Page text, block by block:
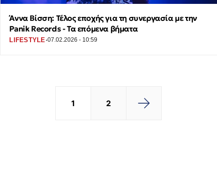
Άννα Βίσση: Τέλος εποχής για τη συνεργασία με την
Panik Records - Τα επόμενα βήματα
LIFESTYLE ·07.02.2026 - 10:59
1 2